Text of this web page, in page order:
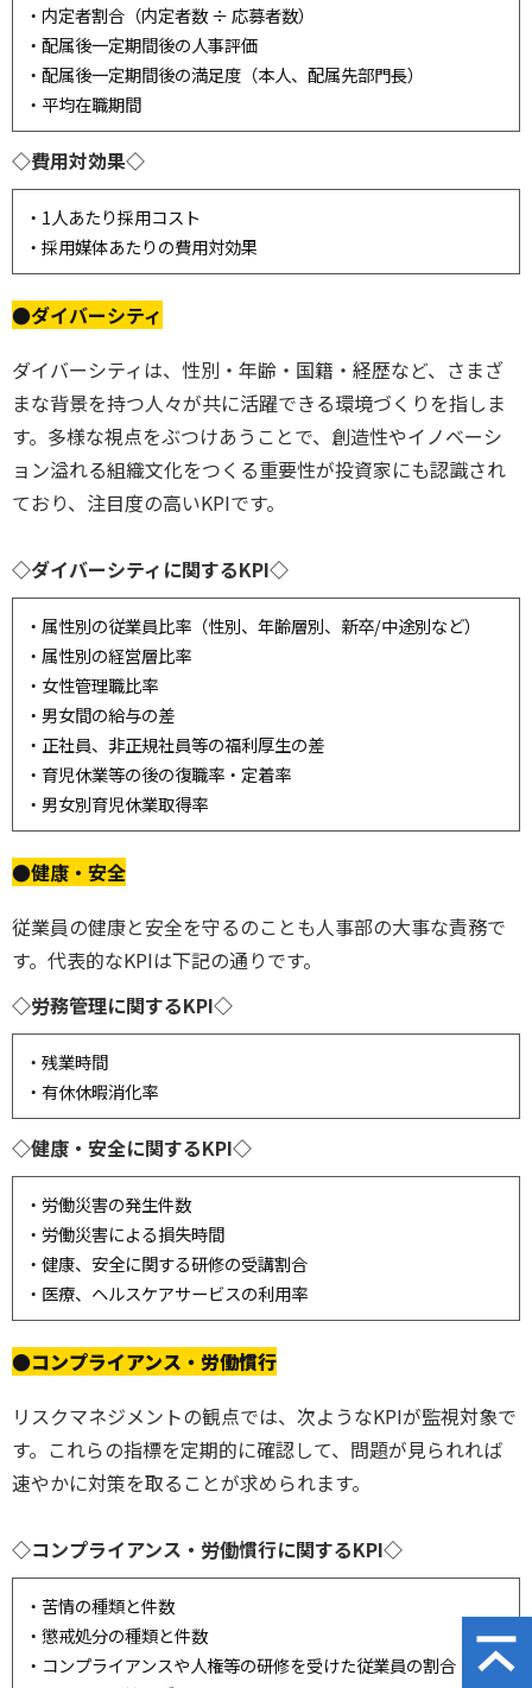
・内定者割合（内定者数 ÷ 応募者数）
・配属後一定期間後の人事評価
・配属後一定期間後の満足度（本人、配属先部門長）
・平均在職期間
◇費用対効果◇
・1人あたり採用コスト
・採用媒体あたりの費用対効果
●ダイバーシティ
ダイバーシティは、性別・年齢・国籍・経歴など、さまざ
まな背景を持つ人々が共に活躍できる環境づくりを指しま
す。多様な視点をぶつけあうことで、創造性やイノベーシ
ョン溢れる組織文化をつくる重要性が投資家にも認識され
ており、注目度の高いKPIです。
◇ダイバーシティに関するKPI◇
・属性別の従業員比率（性別、年齢層別、新卒/中途別など）
・属性別の経営層比率
・女性管理職比率
・男女間の給与の差
・正社員、非正規社員等の福利厚生の差
・育児休業等の後の復職率・定着率
・男女別育児休業取得率
●健康・安全
従業員の健康と安全を守るのことも人事部の大事な責務で
す。代表的なKPIは下記の通りです。
◇労務管理に関するKPI◇
・残業時間
・有休休暇消化率
◇健康・安全に関するKPI◇
・労働災害の発生件数
・労働災害による損失時間
・健康、安全に関する研修の受講割合
・医療、ヘルスケアサービスの利用率
●コンプライアンス・労働慣行
リスクマネジメントの観点では、次ようなKPIが監視対象で
す。これらの指標を定期的に確認して、問題が見られれば
速やかに対策を取ることが求められます。
◇コンプライアンス・労働慣行に関するKPI◇
・苦情の種類と件数
・懲戒処分の種類と件数
・コンプライアンスや人権等の研修を受けた従業員の割合